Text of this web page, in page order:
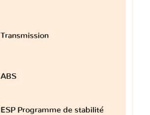
Transmission
ABS
ESP Programme de stabilité